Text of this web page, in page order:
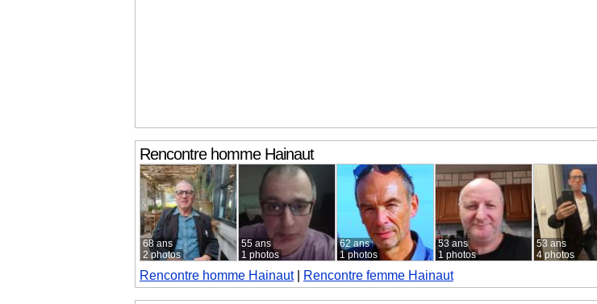
Rencontre hommeHainaut
68 ans
2 photos
55 ans
1 photos
62 ans
1 photos
53 ans
1 photos
53 ans
4 photos
Rencontre homme Hainaut| Rencontre femme Hainaut